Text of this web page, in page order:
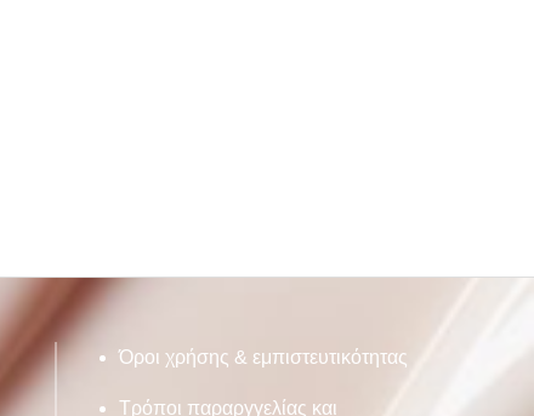
Όροι χρήσης & εμπιστευτικότητας
Τρόποι παραργγελίας και